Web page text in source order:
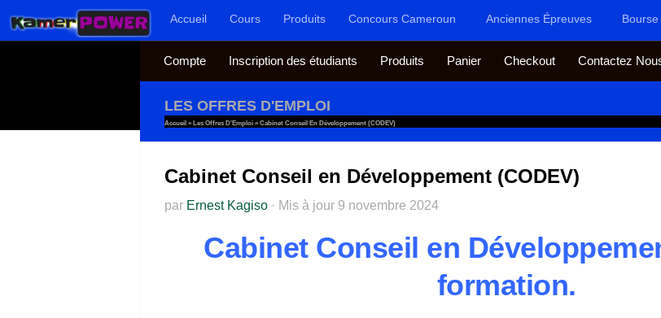
Au dessous du contenuAccueil Cours Produits Concours Cameroun Anciennes Épreuves Bourse
Compte Inscription des étudiants Produits Panier Checkout Contactez
LES OFFRES D'EMPLOI
Accueil » Les Offres D'Emploi » Cabinet Conseil En Développement (CODEV)
Cabinet Conseil en Développement (CODEV)
par Ernest Kagiso · Mis à jour 9 novembre 2024
Cabinet Conseil en
formation.